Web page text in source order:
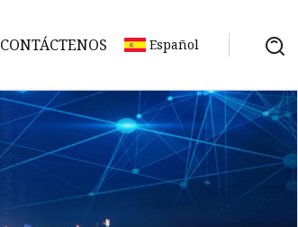
CONTÁCTENOS Español